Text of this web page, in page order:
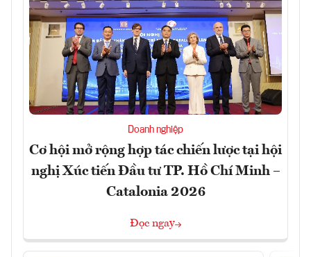
Doanh nghiệp
Cơ hội mở rộng hợp tác chiến lược tại hội
nghị Xúc tiến Đầu tư TP. Hồ Chí Minh –
Catalonia 2026
Đọc ngay